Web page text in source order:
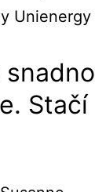
Stačí